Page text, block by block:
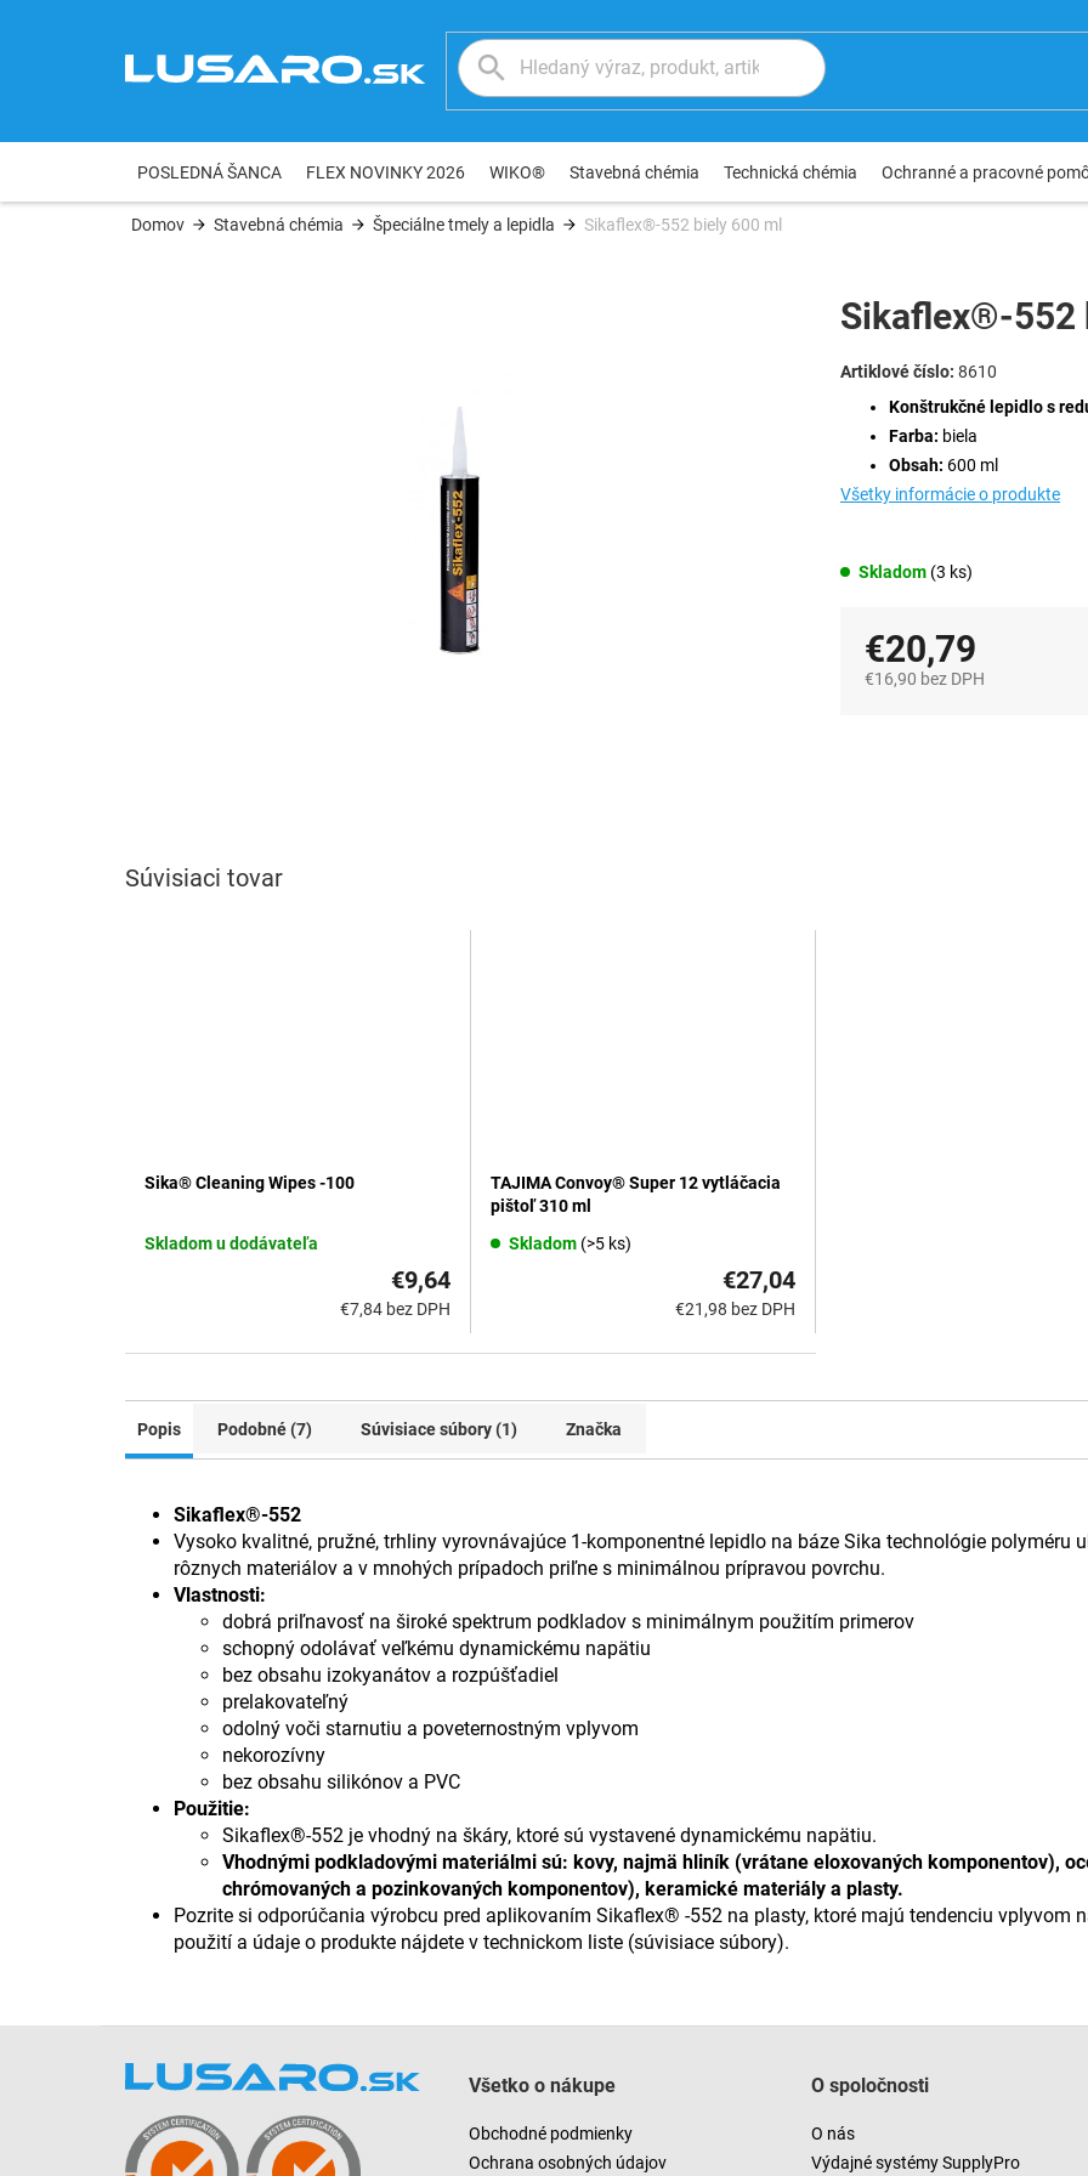
POSLEDNÁ ŠANCA FLEX NOVINKY 2026 WIKO® Stavebná chémia Technická chémia Ochranné a pracovné
Domov Stavebná chémia Špeciálne tmely a lepidla Sikaflex®-552 biely 600 ml
Skladom (3 ks)
Konštrukčné lepidlo s
Farba: biela
Obsah: 600 ml
Všetky informácie o produkte
Sikaflex®-552
8610
€20,79
€16,90 bez DPH
Súvisiaci tovar
Sika® Cleaning Wipes -100
Skladom u dodávateľa
€7,84 bez DPH
€9,64
TAJIMA Convoy® Super 12 vytláčacia
pištoľ 310 ml
Skladom (>5 ks)
€21,98 bez DPH
€27,04
Popis Podobné (7) Súvisiace súbory (1) Značka
Sikaflex®-552
Vysoko kvalitné, pružné, trhliny vyrovnávajúce 1-komponentné lepidlo na báze Sika technológie polyméru
rôznych materiálov a v mnohých prípadoch priľne s minimálnou prípravou povrchu.
Vlastnosti:
dobrá priľnavosť na široké spektrum podkladov s minimálnym použitím primerov
schopný odolávať veľkému dynamickému napätiu
bez obsahu izokyanátov a rozpúšťadiel
prelakovateľný
odolný voči starnutiu a poveternostným vplyvom
nekorozívny
bez obsahu silikónov a PVC
Použitie:
Sikaflex®-552 je vhodný na škáry, ktoré sú vystavené dynamickému napätiu.
Vhodnými podkladovými materiálmi sú: kovy, najmä hliník (vrátane eloxovaných komponentov),
chrómovaných a pozinkovaných komponentov), keramické materiály a plasty.
Pozrite si odporúčania výrobcu pred aplikovaním Sikaflex® -552 na plasty, ktoré majú tendenciu vplyvom
použití a údaje o produkte nájdete v technickom liste (súvisiace súbory).
Všetko o nákupe
Obchodné podmienky
Ochrana osobných údajov
O spoločnosti
O nás
Výdajné systémy SupplyPro